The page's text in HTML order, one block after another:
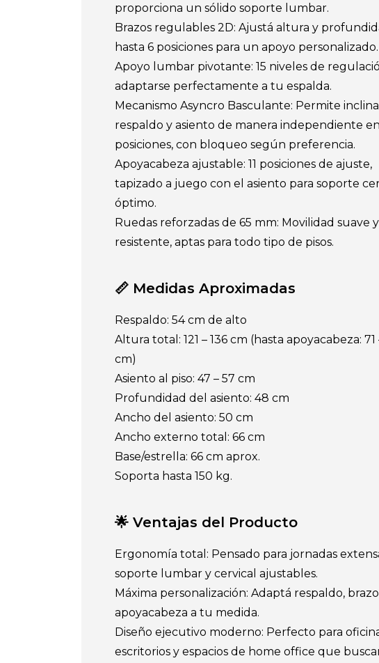
proporciona un sólido soporte lumbar.
Brazos regulables 2D: Ajustá altura y
hasta 6 posiciones para un apoyo personalizado.
Apoyo lumbar pivotante: 15 niveles de
adaptarse perfectamente a tu espalda.
Mecanismo Asyncro Basculante: Permite
respaldo y asiento de manera independiente
posiciones, con bloqueo según preferencia.
Apoyacabeza ajustable: 11 posiciones de ajuste,
tapizado a juego con el asiento para soporte
óptimo.
Ruedas reforzadas de 65 mm: Movilidad suave y
resistente, aptas para todo tipo de pisos.
📏 Medidas Aproximadas
Respaldo: 54 cm de alto
Altura total: 121 – 136 cm (hasta apoyacabeza: 71
cm)
Asiento al piso: 47 – 57 cm
Profundidad del asiento: 48 cm
Ancho del asiento: 50 cm
Ancho externo total: 66 cm
Base/estrella: 66 cm aprox.
Soporta hasta 150 kg.
🌟 Ventajas del Producto
Ergonomía total: Pensado para jornadas
soporte lumbar y cervical ajustables.
Máxima personalización: Adaptá respaldo,
apoyacabeza a tu medida.
Diseño ejecutivo moderno: Perfecto para
escritorios y espacios de home office que